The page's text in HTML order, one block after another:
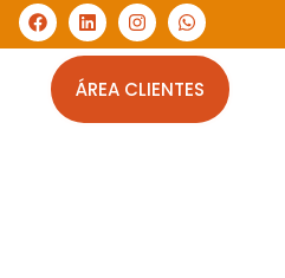
ÁREA CLIENTES